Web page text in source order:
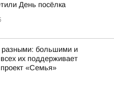
День посёлка
большими и
их поддерживает
«Семья»